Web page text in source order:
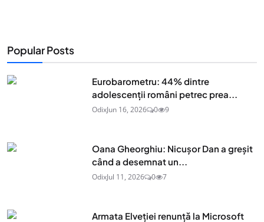
Popular Posts
Eurobarometru: 44% dintre
adolescenţii români petrec prea...
OdixJun 16, 2026 0 9
Oana Gheorghiu: Nicușor Dan a greșit
când a desemnat un...
OdixJul 11, 2026 0 7
Armata Elveției renunță la Microsoft